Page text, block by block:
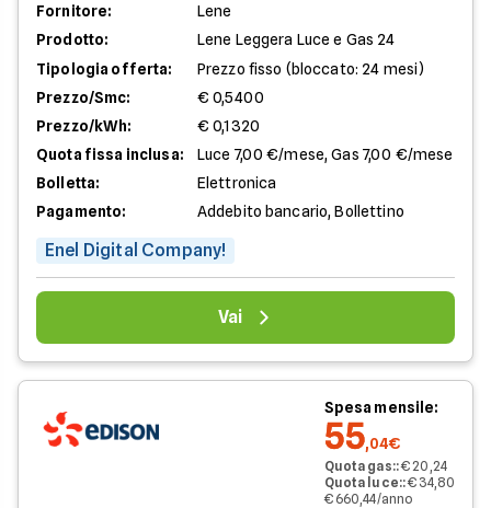
Fornitore:
Lene
Prodotto:
Lene Leggera Luce e Gas 24
Tipologia offerta:
Prezzo fisso (bloccato: 24 mesi)
Prezzo/Smc:
€ 0,5400
Prezzo/kWh:
€ 0,1320
Quota fissa inclusa:
Luce 7,00 €/mese, Gas 7,00 €/mese
Bolletta:
Elettronica
Pagamento:
Addebito bancario, Bollettino
Enel Digital Company!
Vai
Spesa mensile:
55,04€
Quota gas::€ 20,24
Quota luce::€ 34,80
€ 660,44/anno